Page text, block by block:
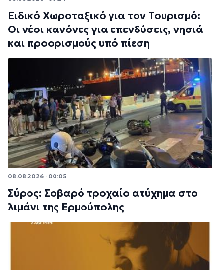
Ειδικό Χωροταξικό για τον Τουρισμό:
Οι νέοι κανόνες για επενδύσεις, νησιά
και προορισμούς υπό πίεση
08.08.2026 · 00:05
Σύρος: Σοβαρό τροχαίο ατύχημα στο
λιμάνι της Ερμούπολης